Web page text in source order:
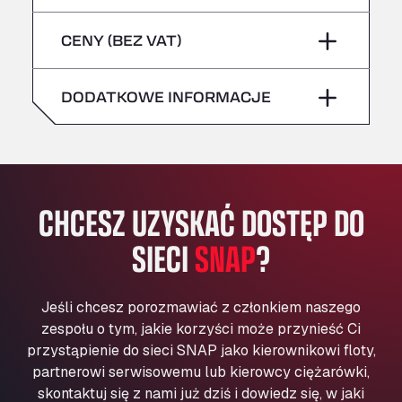
All 4 Trucks
Klaverbladstaat 21, 3560
American Truck Wash
Av. des Etats-Unis 90, 6041
Aut. A4 Salida 288 Pol. Ind. del Guadiel, 23210
AP7 Salida 2, C/ Bassegoda, 4, 17700
Andamur Pamplona
A-15 Salida Imarcoain, 31119
Andamur San Roman II
Aut A1 Exit 385, 01207
Anglia Motel
Washway Road, PE12 8LT
Anpol Sp. z o.o.
Ul. Torunska 147, 85884
sobota –
sobota –
niebezpieczne/ADR
CENY (BEZ VAT)
DODATKOWE INFORMACJE
CHCESZ UZYSKAĆ DOSTĘP DO
SIECISNAP?
Jeśli chcesz porozmawiać z członkiem naszego
zespołu o tym, jakie korzyści może przynieść Ci
przystąpienie do sieci SNAP jako kierownikowi floty,
partnerowi serwisowemu lub kierowcy ciężarówki,
skontaktuj się z nami już dziś i dowiedz się, w jaki